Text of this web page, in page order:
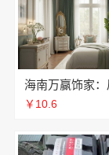
￥10.6